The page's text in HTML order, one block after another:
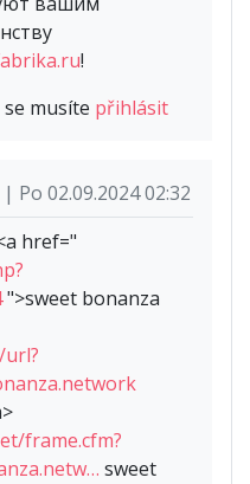
!
musíte přihlásit
02.09.2024 02:32
href="
">sweet bonanza
frame.cfm?
sweet